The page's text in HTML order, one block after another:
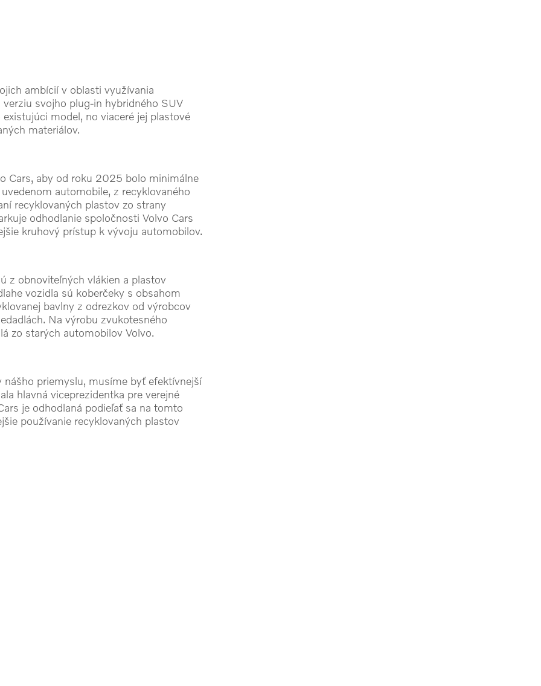
ambícií v oblasti využívania
svojho plug-in hybridného SUV
model, no viaceré jej plastové
materiálov.
Cars, aby od roku 2025 bolo minimálne
automobile, z recyklovaného
recyklovaných plastov zo strany
odhodlanie spoločnosti Volvo Cars
kruhový prístup k vývoju automobilov.
z obnoviteľných vlákien a plastov
vozidla sú koberčeky s obsahom
bavlny z odrezkov od výrobcov
Na výrobu zvukotesného
zo starých automobilov Volvo.
priemyslu, musíme byť efektívnejší
hlavná viceprezidentka pre verejné
je odhodlaná podieľať sa na tomto
používanie recyklovaných plastov